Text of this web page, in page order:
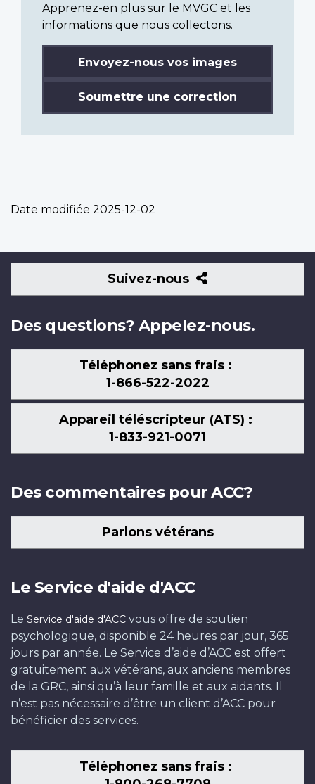
Apprenez-en plus sur le MVGC et les
informations que nous collectons.
Envoyez-nous vos images
Soumettre une correction
Date modifiée 2025-12-02
Suivez-nous
Suivez-
nous
Des questions? Appelez-nous.
Téléphonez sans frais :
1-866-522-2022
Appareil téléscripteur (ATS) :
1-833-921-0071
Des commentaires pour ACC?
Parlons vétérans
Le Service d'aide d'ACC
Le Service d'aide d'ACC vous offre de soutien
psychologique, disponible 24 heures par jour, 365
jours par année. Le Service d’aide d’ACC est offert
gratuitement aux vétérans, aux anciens membres
de la GRC, ainsi qu’à leur famille et aux aidants. Il
n’est pas nécessaire d’être un client d’ACC pour
bénéficier des services.
Téléphonez sans frais :